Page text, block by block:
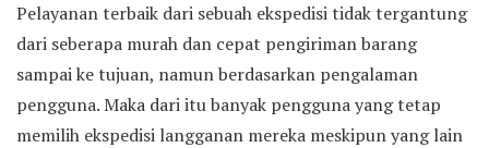
Pelayanan terbaik dari sebuah ekspedisi tidak tergantung
dari seberapa murah dan cepat pengiriman barang
sampai ke tujuan, namun berdasarkan pengalaman
pengguna. Maka dari itu banyak pengguna yang tetap
memilih ekspedisi langganan mereka meskipun yang lain